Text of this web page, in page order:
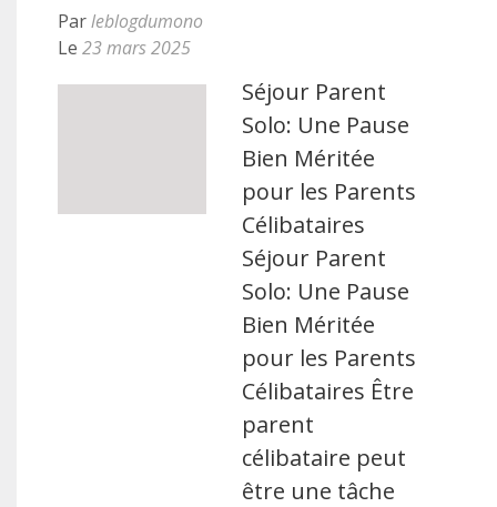
Parleblogdumono
Le 23 mars 2025
Séjour Parent
Solo: Une Pause
Bien Méritée
pour les Parents
Célibataires
Séjour Parent
Solo: Une Pause
Bien Méritée
pour les Parents
Célibataires Être
parent
célibataire peut
être une tâche